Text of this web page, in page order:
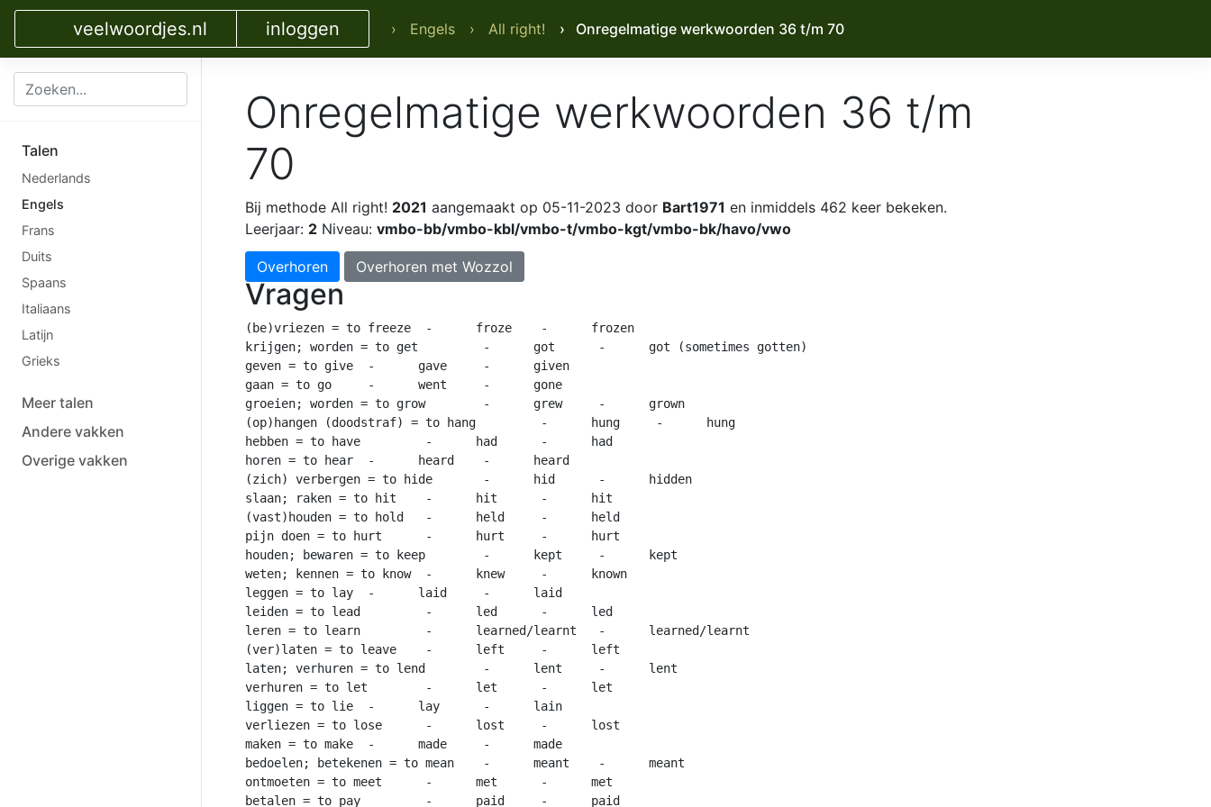
veelwoordjes.nl inloggen › Engels › All right! › Onregelmatige werkwoorden 36 t/m 70
Talen
Nederlands
Engels
Frans
Duits
Spaans
Italiaans
Latijn
Grieks
Meer talen
Andere vakken
Overige vakken
Onregelmatige werkwoorden 36 t/m
70
Bij methode All right! 2021 aangemaakt op 05-11-2023 door Bart1971 en inmiddels 462 keer bekeken.
Leerjaar: 2 Niveau: vmbo-bb/vmbo-kbl/vmbo-t/vmbo-kgt/vmbo-bk/havo/vwo
Overhoren Overhoren met Wozzol
Vragen
(be)vriezen = to freeze	 - 	froze	 - 	frozen
krijgen; worden = to get	 - 	got	 - 	got (sometimes gotten)
geven = to give	 - 	gave	 - 	given
gaan = to go	 - 	went	 - 	gone
groeien; worden = to grow	 - 	grew	 - 	grown
(op)hangen (doodstraf) = to hang	 - 	hung	 - 	hung
hebben = to have	 - 	had	 - 	had
horen = to hear	 - 	heard	 - 	heard
(zich) verbergen = to hide	 - 	hid	 - 	hidden
slaan; raken = to hit	 - 	hit	 - 	hit
(vast)houden = to hold	 - 	held	 - 	held
pijn doen = to hurt	 - 	hurt	 - 	hurt
houden; bewaren = to keep	 - 	kept	 - 	kept
weten; kennen = to know	 - 	knew	 - 	known
leggen = to lay	 - 	laid	 - 	laid
leiden = to lead	 - 	led	 - 	led
leren = to learn	 - 	learned/learnt	 - 	learned/learnt
(ver)laten = to leave	 - 	left	 - 	left
laten; verhuren = to lend	 - 	lent	 - 	lent
verhuren = to let	 - 	let	 - 	let
liggen = to lie	 - 	lay	 - 	lain
verliezen = to lose	 - 	lost	 - 	lost
maken = to make	 - 	made	 - 	made
bedoelen; betekenen = to mean	 - 	meant	 - 	meant
ontmoeten = to meet	 - 	met	 - 	met
betalen = to pay	 - 	paid	 - 	paid